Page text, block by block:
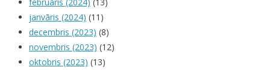
februāris (2024) (13)
janvāris (2024) (11)
decembris (2023) (8)
novembris (2023) (12)
oktobris (2023) (13)